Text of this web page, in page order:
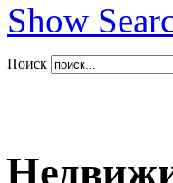
Show
Поиск